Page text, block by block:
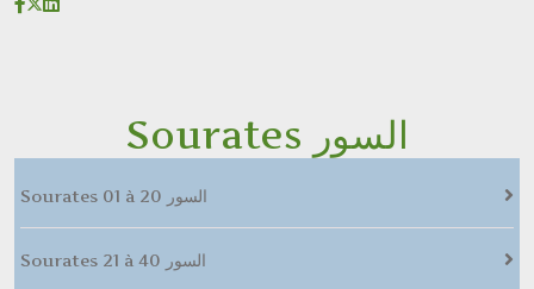
Sourates السور
Sourates 01 à 20 السور
Sourates 21 à 40 السور